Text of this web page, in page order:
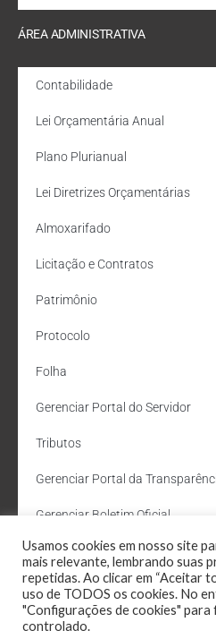
ÁREA ADMINISTRATIVA
Contabilidade
Lei Orçamentária Anual
Plano Plurianual
Lei Diretrizes Orçamentárias
Almoxarifado
Licitação e Contratos
Patrimônio
Protocolo
Folha
Gerenciar Portal do Servidor
Tributos
Gerenciar Portal da
Gerenciar Boletim Oficial
Departamento de Água e Esgoto
Administração Site
Webmail
Usamos cookies em nosso site
mais relevante, lembrando suas
repetidas. Ao clicar em “Aceitar
uso de TODOS os cookies. No
"Configurações de cookies"
controlado.